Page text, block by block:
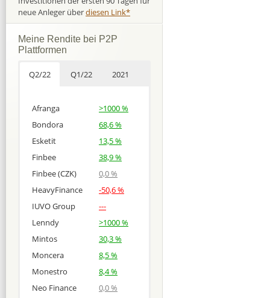
neue Anleger überdiesen Link*
Meine Rendite bei P2P
Plattformen
Q2/22 Q1/22 2021
Afranga
>1000 %
Bondora
68,6 %
Esketit
13,5 %
Finbee
38,9 %
Finbee (CZK)
0,0 %
HeavyFinance
-50,6 %
IUVO Group
---
Lenndy
>1000 %
Mintos
30,3 %
Moncera
8,5 %
Monestro
8,4 %
Neo Finance
0,0 %